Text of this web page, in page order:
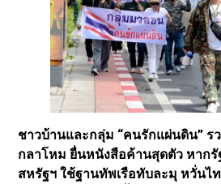
ชาวบ้านและกลุ่ม “คนรักแผ่นดิน” ร
กลาโหม ยื่นหนังสือค้านสุดตัว หากรั
สหรัฐฯ ใช้ฐานทัพเรือทับละมุ หวั่นไ